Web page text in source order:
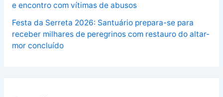
e encontro com vítimas de abusos
Festa da Serreta 2026: Santuário prepara-se para
receber milhares de peregrinos com restauro do altar-
mor concluído